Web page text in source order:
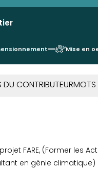
Mise en
CONTRIBUTEURMOTS
FARE, (Former les
en génie